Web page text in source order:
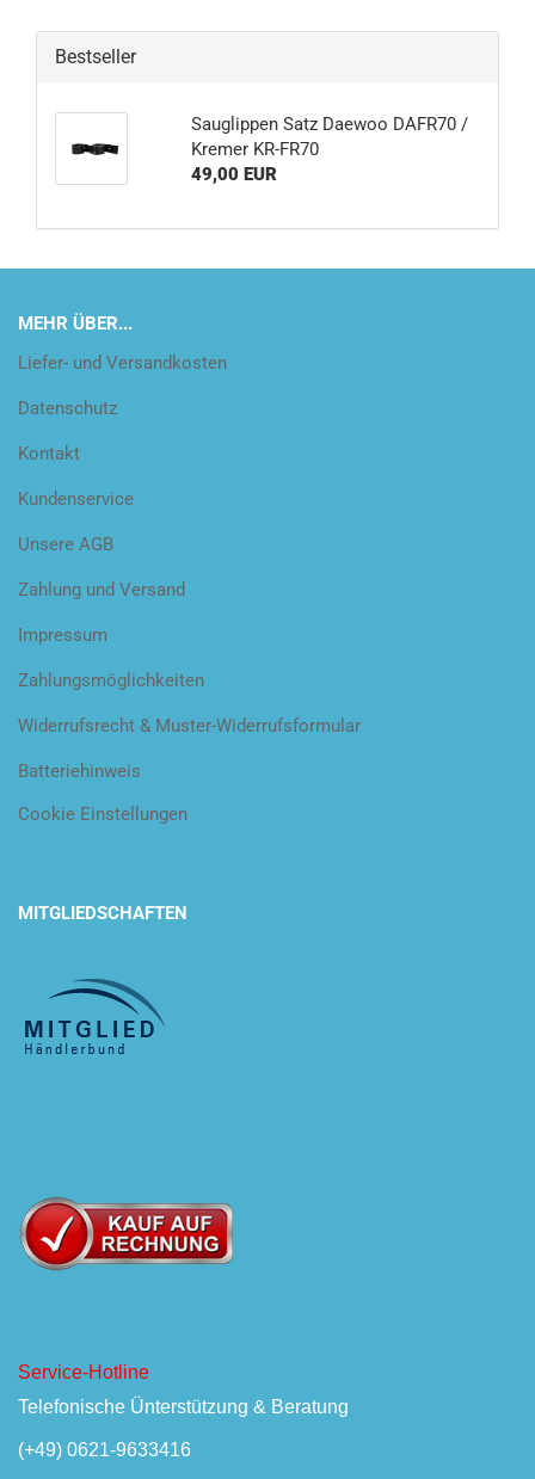
Bestseller
Sauglippen Satz Daewoo DAFR70 /
Kremer KR-FR70
49,00 EUR
MEHR ÜBER...
Liefer- und Versandkosten
Datenschutz
Kontakt
Kundenservice
Unsere AGB
Zahlung und Versand
Impressum
Zahlungsmöglichkeiten
Widerrufsrecht & Muster-Widerrufsformular
Batteriehinweis
Cookie Einstellungen
MITGLIEDSCHAFTEN
Service-Hotline
Telefonische Ünterstützung & Beratung
(+49) 0621-9633416